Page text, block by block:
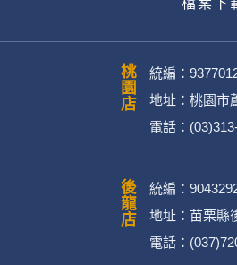
推廣活動。
社群．媒體帳號、網路平台申請之
卡有效期限、個人之其他號碼或
等) 。
檔案下
桃園店
統編：
地址：桃園市
電話：
後龍店
統編：
地址：苗栗縣
電話：